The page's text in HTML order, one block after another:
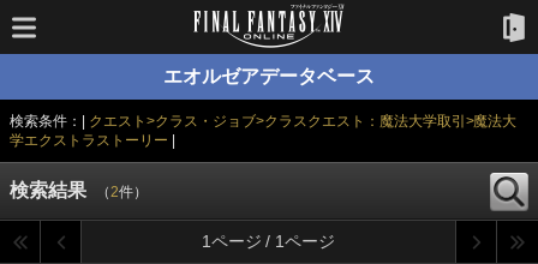
エオルゼアデータベース
検索条件：| クエスト>クラス・ジョブ>クラスクエスト：魔法大学取引>魔法大
学エクストラストーリー
検索結果 （2件）
1ページ / 1ページ